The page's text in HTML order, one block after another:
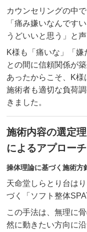
カウンセリングの中
「痛み嫌いなんです
うどいいと思う」と
K様も「痛いな」「
との間に信頼関係が
あったからこそ、K様
施術者も適切な負荷
きました。
施術内容の選定
によるアプローチ
操体理論に基づく施術方
天命堂しらとり台は
づく「ソフト整体
この手法は、無理に
然に動きたい方向に